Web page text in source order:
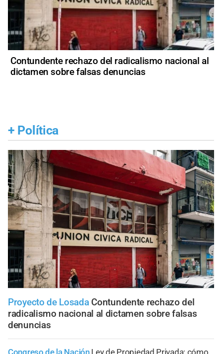
Contundente rechazo del radicalismo nacional al
dictamen sobre falsas denuncias
+ Política
Proyecto de Losada Contundente rechazo del
radicalismo nacional al dictamen sobre falsas
denuncias
Congreso de la Nación Ley de Propiedad Privada: cómo